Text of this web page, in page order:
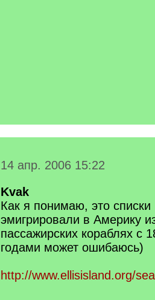
14 апр. 2006 15:22
Kvak
Как я понимаю, это списки
эмигрировали в Америку
пассажирских кораблях с
годами может ошибаюсь)
http://www.ellisisland.org/